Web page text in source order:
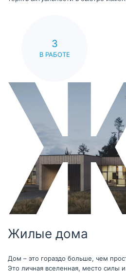
3
В РАБОТЕ
Жилые дома
Дом – это гораздо больше, чем
Это личная вселенная, место силы